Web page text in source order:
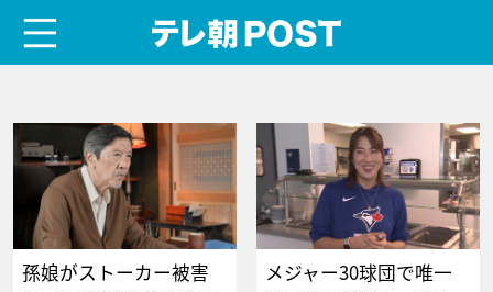
孫娘がストーカー被害
メジャー30球団で唯一